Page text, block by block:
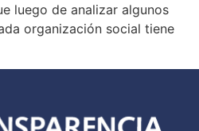
luego de analizar algunos
organización social tiene